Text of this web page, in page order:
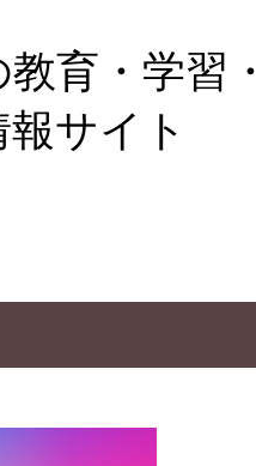
育・学習
サイト